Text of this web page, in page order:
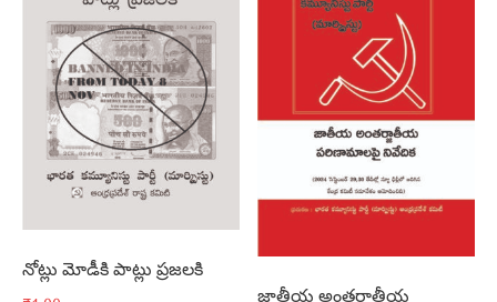
నోట్లు మోడీకి పాట్లు ప్రజలకి
జాతీయ అంతర్జాతీయ